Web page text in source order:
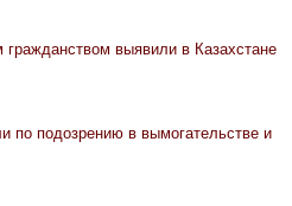
выявили в Казахстане
по подозрению в вымогательстве и